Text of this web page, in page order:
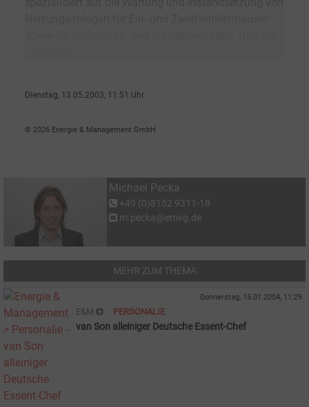
Dienstag, 13.05.2003, 11:51 Uhr
© 2026 Energie & Management GmbH
Michael Pecka
+49 (0)8152 9311-18
m.pecka@emvg.de
MEHR ZUM THEMA
Donnerstag, 15.01.2004, 11:29
E&M PERSONALIE
van Son alleiniger Deutsche Essent-Chef